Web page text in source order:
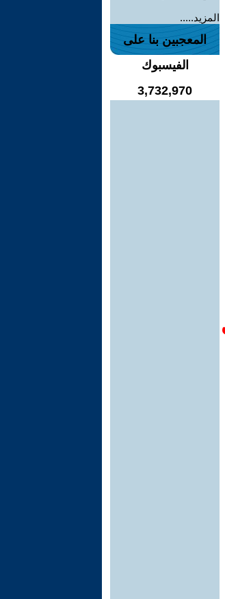
المزيد.....
المعجبين بنا على
الفيسبوك
3,732,970